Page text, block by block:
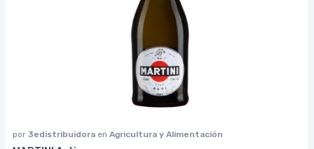
por 3edistribuidora en Agricultura y Alimentación